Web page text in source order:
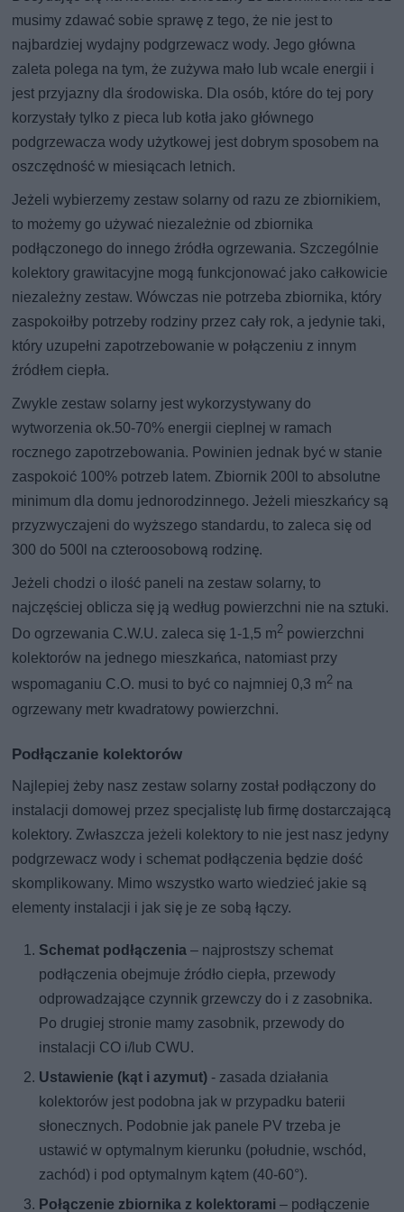
musimy zdawać sobie sprawę z tego, że nie jest to
najbardziej wydajny podgrzewacz wody. Jego główna
zaleta polega na tym, że zużywa mało lub wcale energii i
jest przyjazny dla środowiska. Dla osób, które do tej pory
korzystały tylko z pieca lub kotła jako głównego
podgrzewacza wody użytkowej jest dobrym sposobem na
oszczędność w miesiącach letnich.
Jeżeli wybierzemy zestaw solarny od razu ze zbiornikiem,
to możemy go używać niezależnie od zbiornika
podłączonego do innego źródła ogrzewania. Szczególnie
kolektory grawitacyjne mogą funkcjonować jako całkowicie
niezależny zestaw. Wówczas nie potrzeba zbiornika, który
zaspokoiłby potrzeby rodziny przez cały rok, a jedynie taki,
który uzupełni zapotrzebowanie w połączeniu z innym
źródłem ciepła.
Zwykle zestaw solarny jest wykorzystywany do
wytworzenia ok.50-70% energii cieplnej w ramach
rocznego zapotrzebowania. Powinien jednak być w stanie
zaspokoić 100% potrzeb latem. Zbiornik 200l to absolutne
minimum dla domu jednorodzinnego. Jeżeli mieszkańcy są
przyzwyczajeni do wyższego standardu, to zaleca się od
300 do 500l na czteroosobową rodzinę.
Jeżeli chodzi o ilość paneli na zestaw solarny, to
najczęściej oblicza się ją według powierzchni nie na sztuki.
Do ogrzewania C.W.U. zaleca się 1-1,5 m2 powierzchni
kolektorów na jednego mieszkańca, natomiast przy
wspomaganiu C.O. musi to być co najmniej 0,3 m2 na
ogrzewany metr kwadratowy powierzchni.
Podłączanie kolektorów
Najlepiej żeby nasz zestaw solarny został podłączony do
instalacji domowej przez specjalistę lub firmę dostarczającą
kolektory. Zwłaszcza jeżeli kolektory to nie jest nasz jedyny
podgrzewacz wody i schemat podłączenia będzie dość
skomplikowany. Mimo wszystko warto wiedzieć jakie są
elementy instalacji i jak się je ze sobą łączy.
Schemat podłączenia – najprostszy schemat
podłączenia obejmuje źródło ciepła, przewody
odprowadzające czynnik grzewczy do i z zasobnika.
Po drugiej stronie mamy zasobnik, przewody do
instalacji CO i/lub CWU.
Ustawienie (kąt i azymut) - zasada działania
kolektorów jest podobna jak w przypadku baterii
słonecznych. Podobnie jak panele PV trzeba je
ustawić w optymalnym kierunku (południe, wschód,
zachód) i pod optymalnym kątem (40-60°).
Połączenie zbiornika z kolektorami– podłączenie